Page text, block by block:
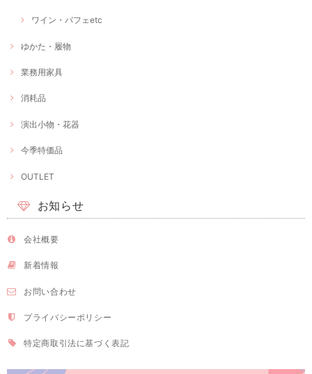
ワイン・パフェetc
ゆかた・履物
業務用家具
消耗品
演出小物・花器
今季特価品
OUTLET
お知らせ
会社概要
新着情報
お問い合わせ
プライバシーポリシー
特定商取引法に基づく表記